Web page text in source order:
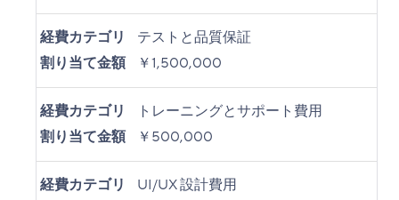
経費カテゴリ
テストと品質保証
割り当て金額
￥1,500,000
経費カテゴリ
トレーニングとサポート費用
割り当て金額
￥500,000
経費カテゴリ
UI/UX 設計費用